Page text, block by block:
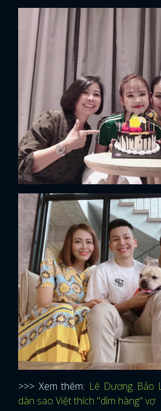
>>> Xem thêm: Lê Dương Bảo
dàn sao Việt thích "dìm hàng" vợ